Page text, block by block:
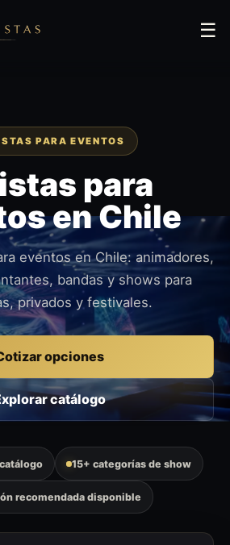
☰
PARA EVENTOS
para
en Chile
eventos en Chile: animadores,
bandas y shows para
privados y festivales.
opciones
catálogo
15+ categorías de show
recomendada disponible